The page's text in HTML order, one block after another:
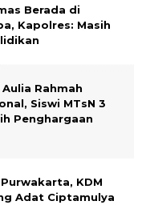
Berada di
Kapolres: Masih
Rahmah
Siswi MTsN 3
Penghargaan
KDM
Adat Ciptamulya